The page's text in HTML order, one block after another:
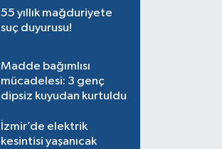
55 yıllık mağduriyete
suç duyurusu!
Madde bağımlısı
mücadelesi: 3 genç
dipsiz kuyudan kurtuldu
İzmir’de elektrik
kesintisi yaşanıcak